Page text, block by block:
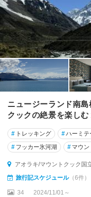
ニュージーランド南
クックの絶景を楽しむ
# トレッキング #ハーミテ
# フッカー氷河湖 # マウン
アオラキ/マウントクック国
旅行記スケジュール（6件）
34 2024/11/01～